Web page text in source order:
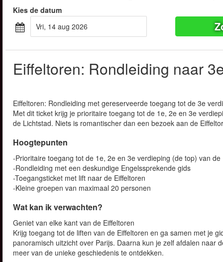
Kies de datum
vri, 14 aug 2026
Eiffeltoren: Rondleiding naar
Eiffeltoren: Rondleiding met gereserveerde toegang tot de 3e
Met dit ticket krijg je prioritaire toegang tot de 1e, 2e en 3e
de Lichtstad. Niets is romantischer dan een bezoek aan de
Hoogtepunten
-Prioritaire toegang tot de 1e, 2e en 3e verdieping (de top) van de
-Rondleiding met een deskundige Engelssprekende gids
-Toegangsticket met lift naar de Eiffeltoren
-Kleine groepen van maximaal 20 personen
Wat kan ik verwachten?
Geniet van elke kant van de Eiffeltoren
Krijg toegang tot de liften van de Eiffeltoren en ga samen met je
panoramisch uitzicht over Parijs. Daarna kun je zelf afdalen
meer van de unieke geschiedenis te ontdekken.